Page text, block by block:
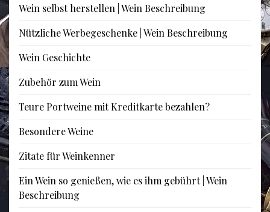
Wein selbst herstellen | Wein Beschreibung
Nützliche Werbegeschenke | Wein Beschreibung
Wein Geschichte
Zubehör zum Wein
Teure Portweine mit Kreditkarte bezahlen?
Besondere Weine
Zitate für Weinkenner
Ein Wein so genießen, wie es ihm gebührt | Wein
Beschreibung